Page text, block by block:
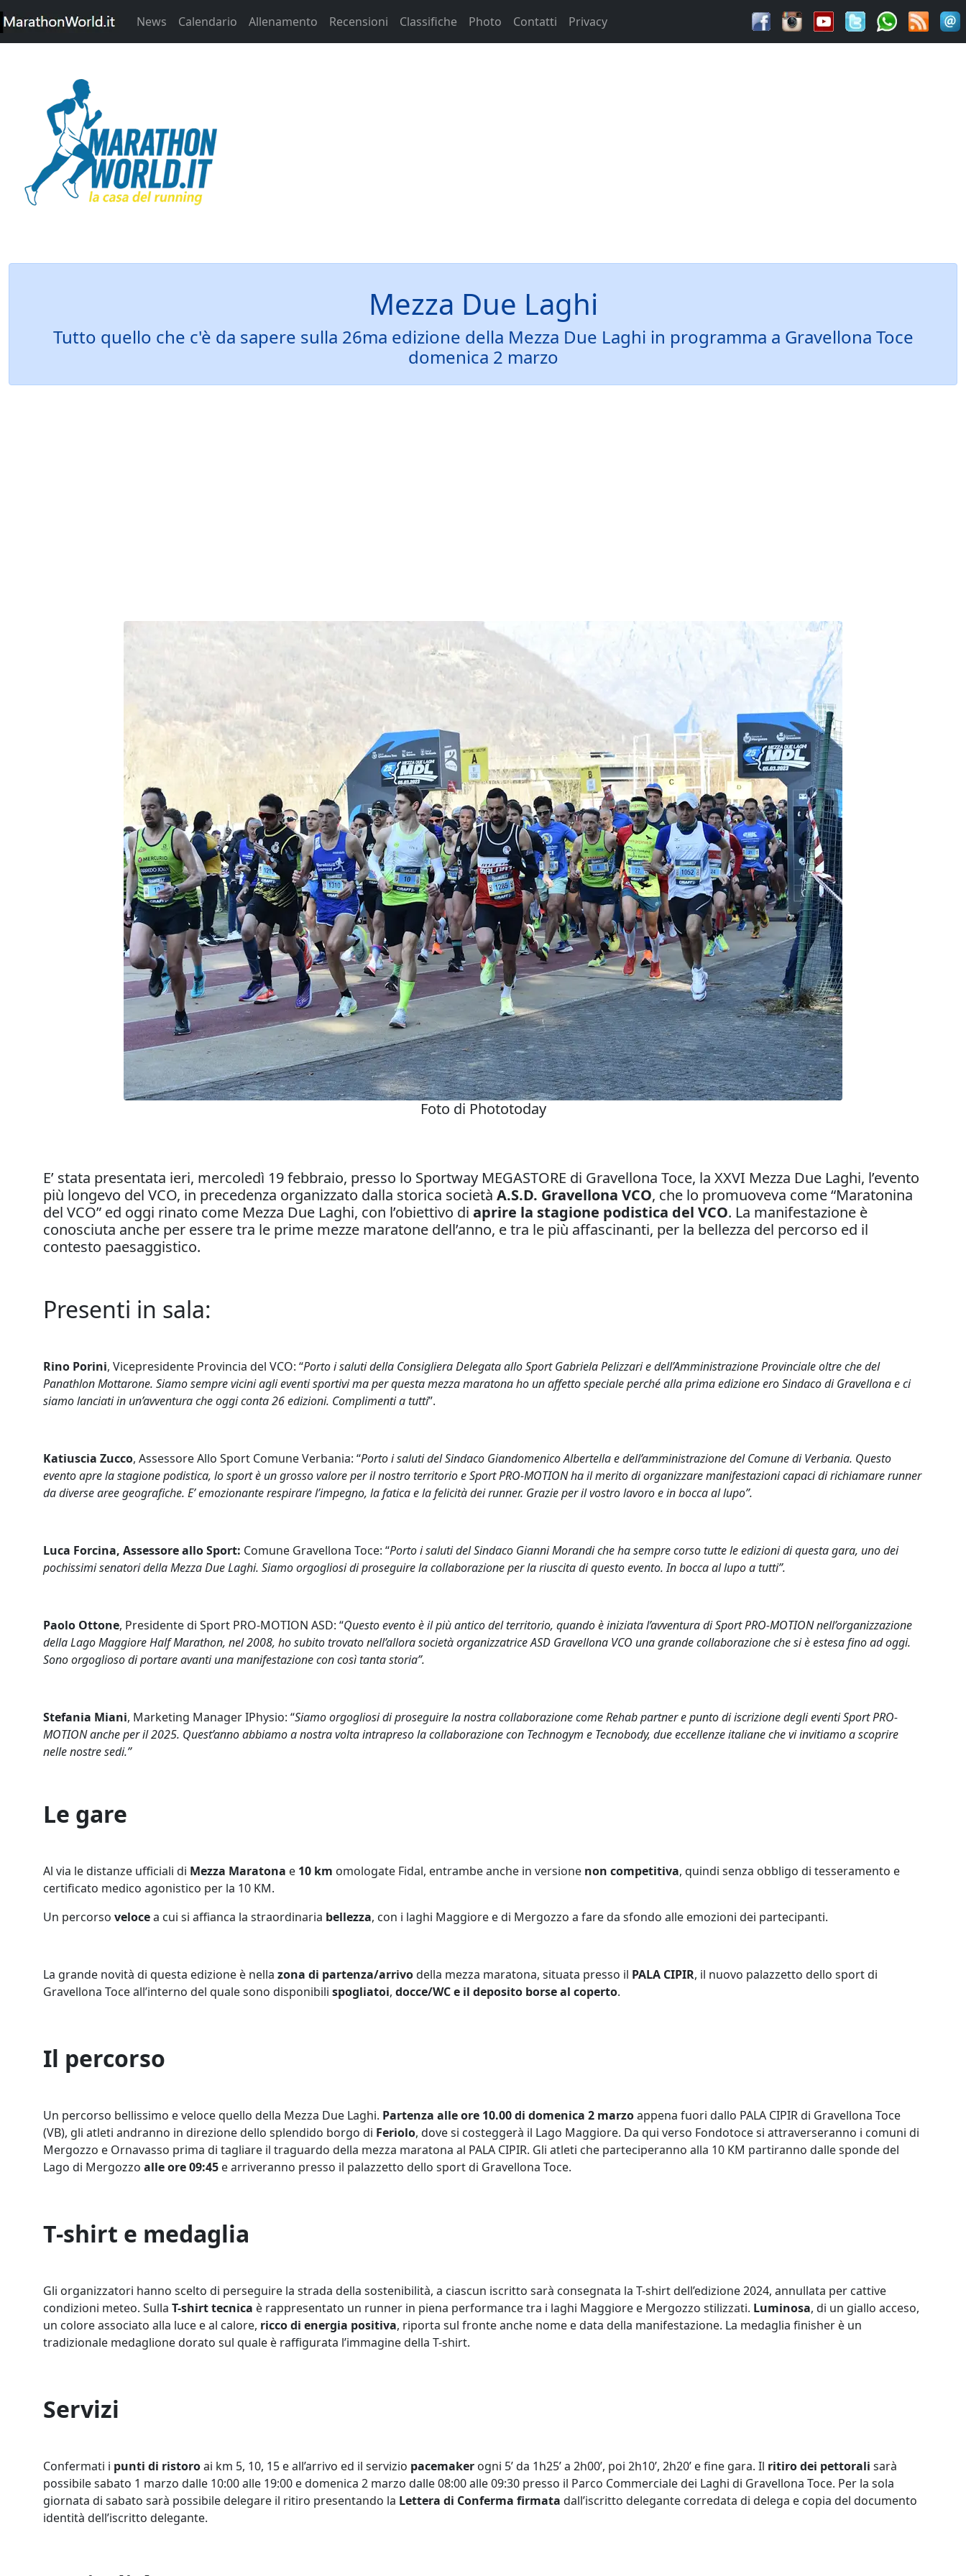
News Calendario Allenamento Recensioni Classifiche Photo Contatti Privacy
Mezza Due Laghi
Tutto quello che c'è da sapere sulla 26ma edizione della Mezza Due Laghi in programma a Gravellona Toce
domenica 2 marzo
Foto di Phototoday
E’ stata presentata ieri, mercoledì 19 febbraio, presso lo Sportway MEGASTORE di Gravellona Toce, la XXVI Mezza Due Laghi, l’evento
più longevo del VCO, in precedenza organizzato dalla storica società A.S.D. Gravellona VCO, che lo promuoveva come “Maratonina
del VCO” ed oggi rinato come Mezza Due Laghi, con l’obiettivo di aprire la stagione podistica del VCO. La manifestazione è
conosciuta anche per essere tra le prime mezze maratone dell’anno, e tra le più affascinanti, per la bellezza del percorso ed il
contesto paesaggistico.
Presenti in sala:
Rino Porini, Vicepresidente Provincia del VCO: “Porto i saluti della Consigliera Delegata allo Sport Gabriela Pelizzari e dell’Amministrazione Provinciale oltre che del
Panathlon Mottarone. Siamo sempre vicini agli eventi sportivi ma per questa mezza maratona ho un affetto speciale perché alla prima edizione ero Sindaco di Gravellona e ci
siamo lanciati in un’avventura che oggi conta 26 edizioni. Complimenti a tutti”.
Katiuscia Zucco, Assessore Allo Sport Comune Verbania: “Porto i saluti del Sindaco Giandomenico Albertella e dell’amministrazione del Comune di Verbania. Questo
evento apre la stagione podistica, lo sport è un grosso valore per il nostro territorio e Sport PRO-MOTION ha il merito di organizzare manifestazioni capaci di richiamare runner
da diverse aree geografiche. E’ emozionante respirare l’impegno, la fatica e la felicità dei runner. Grazie per il vostro lavoro e in bocca al lupo”.
Luca Forcina, Assessore allo Sport: Comune Gravellona Toce: “Porto i saluti del Sindaco Gianni Morandi che ha sempre corso tutte le edizioni di questa gara, uno dei
pochissimi senatori della Mezza Due Laghi. Siamo orgogliosi di proseguire la collaborazione per la riuscita di questo evento. In bocca al lupo a tutti”.
Paolo Ottone, Presidente di Sport PRO-MOTION ASD: “Questo evento è il più antico del territorio, quando è iniziata l’avventura di Sport PRO-MOTION nell’organizzazione
della Lago Maggiore Half Marathon, nel 2008, ho subito trovato nell’allora società organizzatrice ASD Gravellona VCO una grande collaborazione che si è estesa fino ad oggi.
Sono orgoglioso di portare avanti una manifestazione con così tanta storia”.
Stefania Miani, Marketing Manager IPhysio: “Siamo orgogliosi di proseguire la nostra collaborazione come Rehab partner e punto di iscrizione degli eventi Sport PRO-
MOTION anche per il 2025. Quest’anno abbiamo a nostra volta intrapreso la collaborazione con Technogym e Tecnobody, due eccellenze italiane che vi invitiamo a scoprire
nelle nostre sedi.”
Le gare
Al via le distanze ufficiali di Mezza Maratona e 10 km omologate Fidal, entrambe anche in versione non competitiva, quindi senza obbligo di tesseramento e
certificato medico agonistico per la 10 KM.
Un percorso velocea cui si affianca la straordinaria bellezza, con i laghi Maggiore e di Mergozzo a fare da sfondo alle emozioni dei partecipanti.
La grande novità di questa edizione è nella zona di partenza/arrivodella mezza maratona, situata presso il PALA CIPIR, il nuovo palazzetto dello sport di
Gravellona Toce all’interno del quale sono disponibili spogliatoi, docce/WC e il deposito borse al coperto.
Il percorso
Un percorso bellissimo e veloce quello della Mezza Due Laghi. Partenza alle ore 10.00 di domenica 2 marzoappena fuori dallo PALA CIPIR di Gravellona Toce
(VB), gli atleti andranno in direzione dello splendido borgo di Feriolo, dove si costeggerà il Lago Maggiore. Da qui verso Fondotoce si attraverseranno i comuni di
Mergozzo e Ornavasso prima di tagliare il traguardo della mezza maratona al PALA CIPIR. Gli atleti che parteciperanno alla 10 KM partiranno dalle sponde del
Lago di Mergozzo alle ore 09:45 e arriveranno presso il palazzetto dello sport di Gravellona Toce.
T-shirt e medaglia
Gli organizzatori hanno scelto di perseguire la strada della sostenibilità, a ciascun iscritto sarà consegnata la T-shirt dell’edizione 2024, annullata per cattive
condizioni meteo. Sulla T-shirt tecnica è rappresentato un runner in piena performance tra i laghi Maggiore e Mergozzo stilizzati. Luminosa, di un giallo acceso,
un colore associato alla luce e al calore, ricco di energia positiva, riporta sul fronte anche nome e data della manifestazione. La medaglia finisher è un
tradizionale medaglione dorato sul quale è raffigurata l’immagine della T-shirt.
Servizi
Confermati i punti di ristoroai km 5, 10, 15 e all’arrivo ed il servizio pacemaker ogni 5’ da 1h25’ a 2h00’, poi 2h10’, 2h20’ e fine gara. Il ritiro dei pettorali sarà
possibile sabato 1 marzo dalle 10:00 alle 19:00 e domenica 2 marzo dalle 08:00 alle 09:30 presso il Parco Commerciale dei Laghi di Gravellona Toce. Per la sola
giornata di sabato sarà possibile delegare il ritiro presentando la Lettera di Conferma firmata dall’iscritto delegante corredata di delega e copia del documento
identità dell’iscritto delegante.